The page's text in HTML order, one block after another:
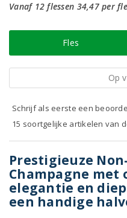
Vanaf 12 flessen 34,47 per
Fles
Op
Schrijf als eerste een
15 soortgelijke artikelen van
Prestigieuze
Champagne met
elegantie en
een handige